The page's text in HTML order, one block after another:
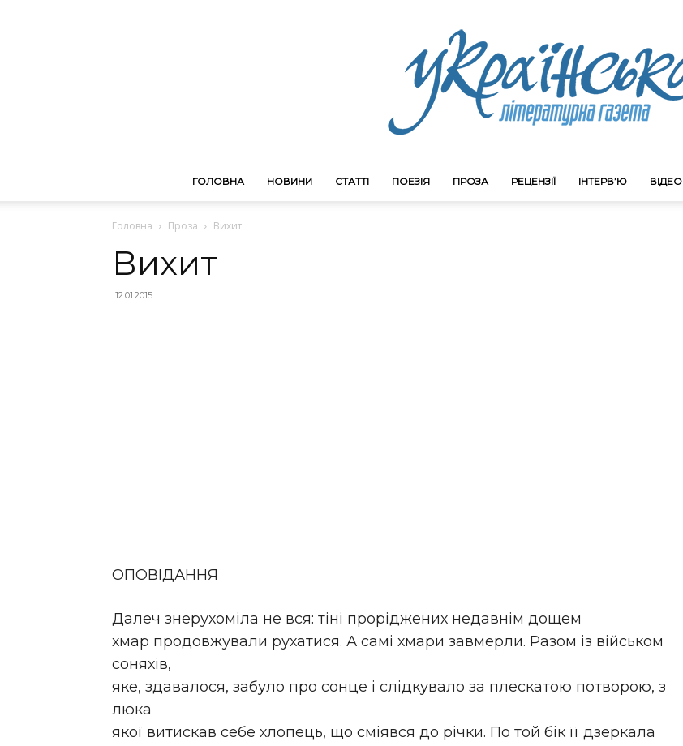
ГОЛОВНА НОВИНИ СТАТТІ ПОЕЗІЯ ПРОЗА РЕЦЕНЗІЇ ІНТЕРВ’Ю ВІДЕО
Головна Проза Вихит
Вихит
12.01.2015
ОПОВІДАННЯ
Далеч знерухоміла не вся: тіні проріджених недавнім дощем
хмар продовжували рухатися. А самі хмари завмерли. Разом із військом
соняхів,
яке, здавалося, забуло про сонце і слідкувало за плескатою потворою, з
люка
якої витискав себе хлопець, що сміявся до річки. По той бік її дзеркала